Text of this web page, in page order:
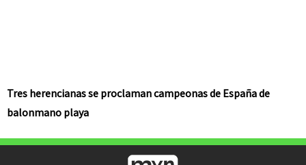
Tres herencianas se proclaman campeonas de España de
balonmano playa